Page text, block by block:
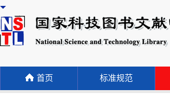
首页 标准规范